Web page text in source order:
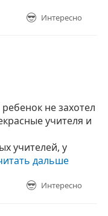
Интересно
не захотел
учителя и
учителей, у
дальше
Интересно